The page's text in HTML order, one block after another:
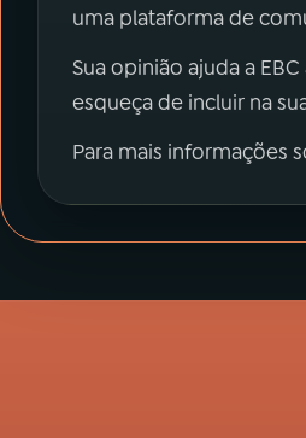
uma plataforma de
Sua opinião ajuda a
esqueça de incluir na
Para mais informações